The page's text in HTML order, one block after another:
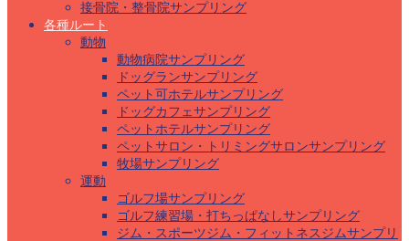
接骨院・整骨院サンプリング
各種ルート
動物
動物病院サンプリング
ドッグランサンプリング
ペット可ホテルサンプリング
ドッグカフェサンプリング
ペットホテルサンプリング
ペットサロン・トリミングサロンサンプリング
牧場サンプリング
運動
ゴルフ場サンプリング
ゴルフ練習場・打ちっぱなしサンプリング
ジム・スポーツジム・フィットネスジムサンプリ